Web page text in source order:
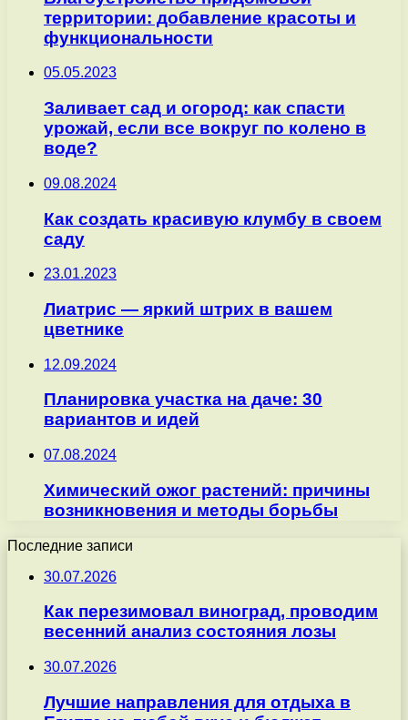
территории: добавление красоты и
функциональности
05.05.2023
Заливает сад и огород: как спасти
урожай, если все вокруг по колено в
воде?
09.08.2024
Как создать красивую клумбу в своем
саду
23.01.2023
Лиатрис — яркий штрих в вашем
цветнике
12.09.2024
Планировка участка на даче: 30
вариантов и идей
07.08.2024
Химический ожог растений: причины
возникновения и методы борьбы
Последние записи
30.07.2026
Как перезимовал виноград, проводим
весенний анализ состояния лозы
30.07.2026
Лучшие направления для отдыха в